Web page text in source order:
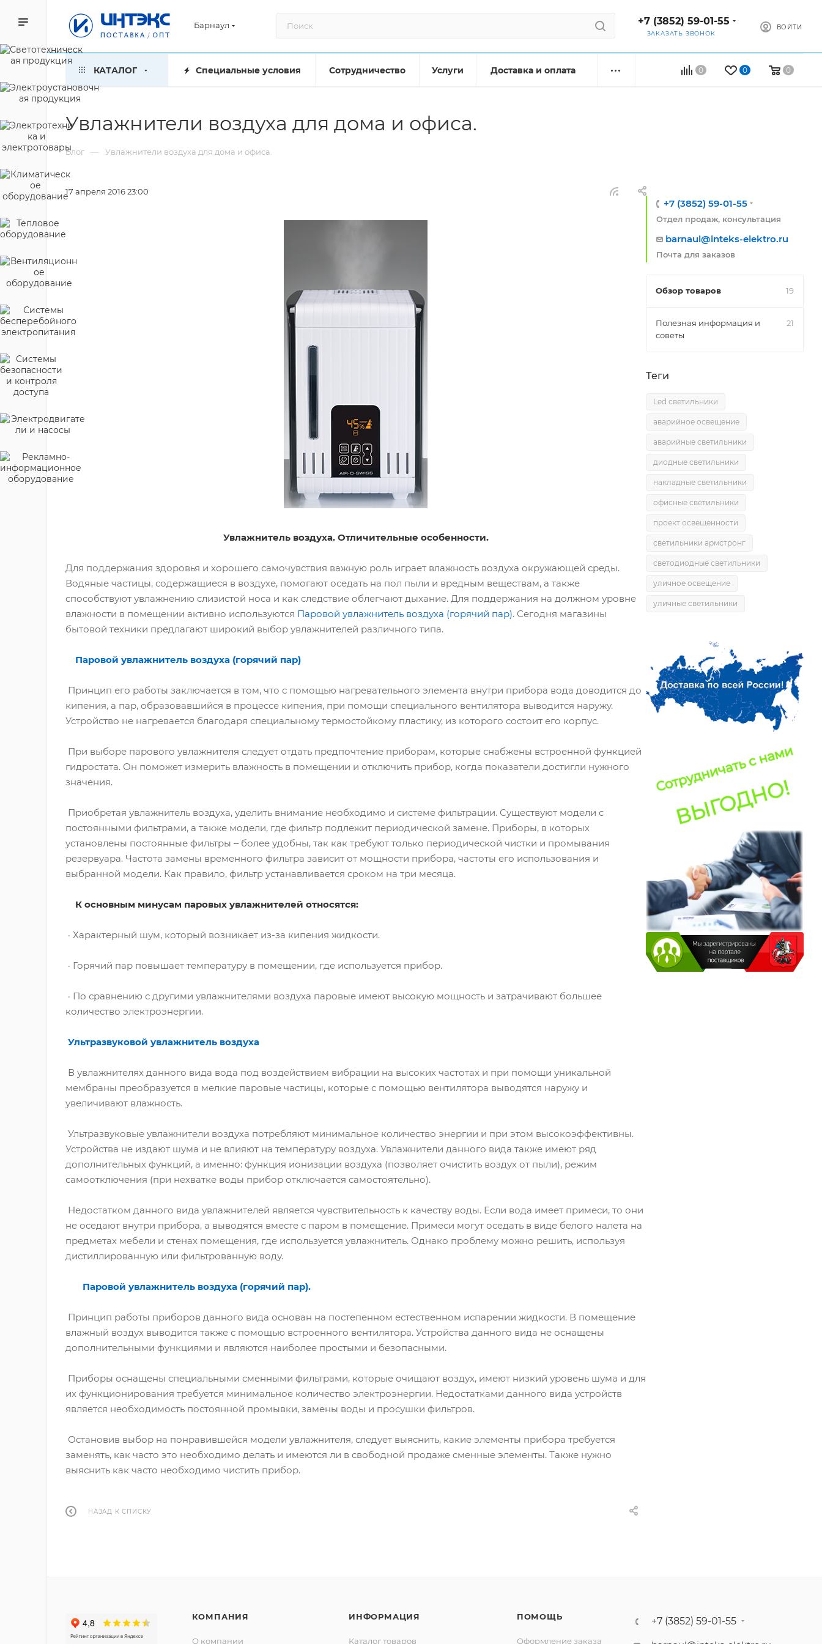
Барнаул +7 (3852) 59-01-55
ЗАКАЗАТЬ ЗВОНОК
ВОЙТИ
0 0 0
КАТАЛОГ Специальные условия Сотрудничество Услуги Доставка и оплата
Увлажнители воздуха для дома и офиса.
Блог — Увлажнители воздуха для дома и офиса.
17 апреля 2016 23:00
Увлажнитель воздуха. Отличительные особенности.
Для поддержания здоровья и хорошего самочувствия важную роль играет влажность воздуха окружающей среды.
Водяные частицы, содержащиеся в воздухе, помогают оседать на пол пыли и вредным веществам, а также
способствуют увлажнению слизистой носа и как следствие облегчают дыхание. Для поддержания на должном уровне
влажности в помещении активно используются Паровой увлажнитель воздуха (горячий пар). Сегодня магазины
бытовой техники предлагают широкий выбор увлажнителей различного типа.
Паровой увлажнитель воздуха (горячий пар)
Принцип его работы заключается в том, что с помощью нагревательного элемента внутри прибора вода доводится до
кипения, а пар, образовавшийся в процессе кипения, при помощи специального вентилятора выводится наружу.
Устройство не нагревается благодаря специальному термостойкому пластику, из которого состоит его корпус.
При выборе парового увлажнителя следует отдать предпочтение приборам, которые снабжены встроенной функцией
гидростата. Он поможет измерить влажность в помещении и отключить прибор, когда показатели достигли нужного
значения.
Приобретая увлажнитель воздуха, уделить внимание необходимо и системе фильтрации. Существуют модели с
постоянными фильтрами, а также модели, где фильтр подлежит периодической замене. Приборы, в которых
установлены постоянные фильтры ‒ более удобны, так как требуют только периодической чистки и промывания
резервуара. Частота замены временного фильтра зависит от мощности прибора, частоты его использования и
выбранной модели. Как правило, фильтр устанавливается сроком на три месяца.
К основным минусам паровых увлажнителей относятся:
· Характерный шум, который возникает из-за кипения жидкости.
· Горячий пар повышает температуру в помещении, где используется прибор.
· По сравнению с другими увлажнителями воздуха паровые имеют высокую мощность и затрачивают большее
количество электроэнергии.
Ультразвуковой увлажнитель воздуха
В увлажнителях данного вида вода под воздействием вибрации на высоких частотах и при помощи уникальной
мембраны преобразуется в мелкие паровые частицы, которые с помощью вентилятора выводятся наружу и
увеличивают влажность.
Ультразвуковые увлажнители воздуха потребляют минимальное количество энергии и при этом высокоэффективны.
Устройства не издают шума и не влияют на температуру воздуха. Увлажнители данного вида также имеют ряд
дополнительных функций, а именно: функция ионизации воздуха (позволяет очистить воздух от пыли), режим
самоотключения (при нехватке воды прибор отключается самостоятельно).
Недостатком данного вида увлажнителей является чувствительность к качеству воды. Если вода имеет примеси, то они
не оседают внутри прибора, а выводятся вместе с паром в помещение. Примеси могут оседать в виде белого налета на
предметах мебели и стенах помещения, где используется увлажнитель. Однако проблему можно решить, используя
дистиллированную или фильтрованную воду.
Паровой увлажнитель воздуха (горячий пар).
Принцип работы приборов данного вида основан на постепенном естественном испарении жидкости. В помещение
влажный воздух выводится также с помощью встроенного вентилятора. Устройства данного вида не оснащены
дополнительными функциями и являются наиболее простыми и безопасными.
Приборы оснащены специальными сменными фильтрами, которые очищают воздух, имеют низкий уровень шума и для
их функционирования требуется минимальное количество электроэнергии. Недостатками данного вида устройств
является необходимость постоянной промывки, замены воды и просушки фильтров.
Остановив выбор на понравившейся модели увлажнителя, следует выяснить, какие элементы прибора требуется
заменять, как часто это необходимо делать и имеются ли в свободной продаже сменные элементы. Также нужно
выяснить как часто необходимо чистить прибор.
НАЗАД К СПИСКУ
+7 (3852) 59-01-55
Отдел продаж, консультация
barnaul@inteks-elektro.ru
Почта для заказов
Обзор товаров 19
Полезная информация и
советы
21
Теги
Led светильники
аварийное освещение
аварийные светильники
диодные светильники
накладные светильники
офисные светильники
проект освещенности
светильники армстронг
светодиодные светильники
уличное освещение
уличные светильники
КОМПАНИЯ
О компании
ИНФОРМАЦИЯ
Каталог товаров
ПОМОЩЬ
Оформление заказа
+7 (3852) 59-01-55